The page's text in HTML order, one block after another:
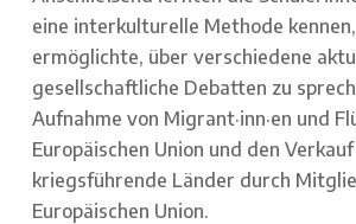
eine interkulturelle Methode
ermöglichte, über verschiedene
gesellschaftliche Debatten zu
Aufnahme von Migrant·inn·en und
Europäischen Union und den
kriegsführende Länder durch
Europäischen Union.